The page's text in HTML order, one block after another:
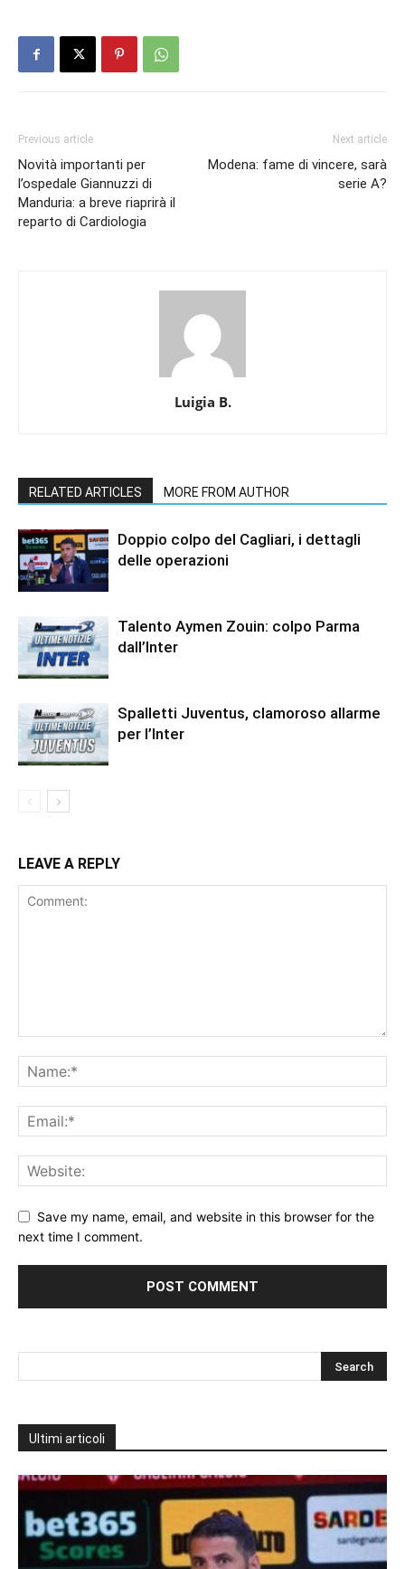
Previous article
Novità importanti per
l’ospedale Giannuzzi di
Manduria: a breve riaprirà il
reparto di Cardiologia
Next article
Modena: fame di vincere, sarà
serie A?
Luigia B.
RELATED ARTICLES MORE FROM AUTHOR
Doppio colpo del Cagliari, i dettagli
delle operazioni
Talento Aymen Zouin: colpo Parma
dall’Inter
Spalletti Juventus, clamoroso allarme
per l’Inter
LEAVE A REPLY
Save my name, email, and website in this browser for the
next time I comment.
Ultimi articoli